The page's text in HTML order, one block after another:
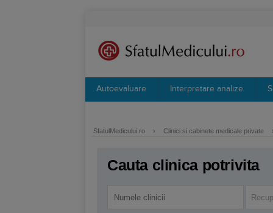
Autoevaluare Interpretare analize
SfatulMedicului.ro › Clinici si cabinete medicale private
Cauta clinica potrivita